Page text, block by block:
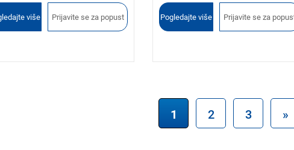
za kvadratne cijevi s
kvalitetom,
dimenzijama i
više Prijavite se za popust
304, 316L, 310S, and other
grades. Trusted manufacturer
with global delivery.
Pogledajte više Prijavite se za
1 2 3 »